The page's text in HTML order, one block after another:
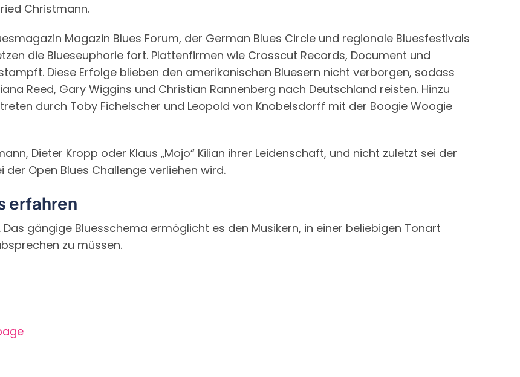
Christmann.
Magazin Blues Forum, der German Blues Circle und regionale Bluesfestivals
die Blueseuphorie fort. Plattenfirmen wie Crosscut Records, Document und
Diese Erfolge blieben den amerikanischen Bluesern nicht verborgen, sodass
Reed, Gary Wiggins und Christian Rannenberg nach Deutschland reisten. Hinzu
durch Toby Fichelscher und Leopold von Knobelsdorff mit der Boogie Woogie
Dieter Kropp oder Klaus „Mojo“ Kilian ihrer Leidenschaft, und nicht zuletzt sei der
Open Blues Challenge verliehen wird.
erfahren
gängige Bluesschema ermöglicht es den Musikern, in einer beliebigen Tonart
zu müssen.